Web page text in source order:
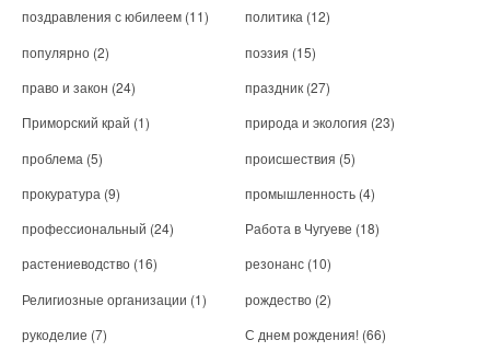
поздравления с юбилеем (11) политика (12)
популярно (2) поэзия (15)
право и закон (24) праздник (27)
Приморский край (1) природа и экология (23)
проблема (5) происшествия (5)
прокуратура (9) промышленность (4)
профессиональный (24) Работа в Чугуеве (18)
растениеводство (16) резонанс (10)
Религиозные организации (1) рождество (2)
рукоделие (7) С днем рождения! (66)